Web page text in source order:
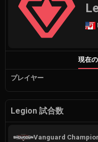
現在
プレイヤー
Legion 試合数
Vanguard